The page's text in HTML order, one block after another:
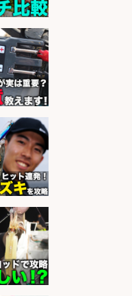
児島
ボックス
作業
し/
で
日市
ボックス
ボックス